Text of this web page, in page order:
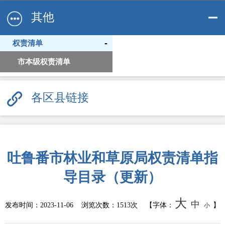
其他
权责清单 -
市本级权责清单
各区县链接
吐鲁番市林业和草原局权责清单指
导目录（更新）
发布时间： 2023-11-06 浏览次数： 1513次 【字体： 大 中 小 】